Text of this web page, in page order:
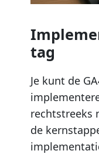
tag
Je kunt de
rechtstreeks
de